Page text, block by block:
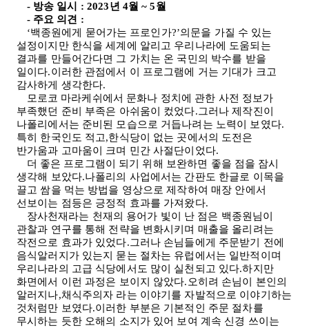
- 방송 일시 : 2023년 4월 ~ 5월
- 주요 의견 :
‘백종원에게 묻어가는 프로인가?’의문을 가질 수 있는
설정이지만 한식을 세계에 알리고 우리나라에 도움되는
결과를 만들어간다면 그 가치는 온 국민의 박수를 받을
일이다.이러한 관점에서 이 프로그램에 거는 기대가 크고
감사하게 생각한다.
모로코 마라케쉬에서 문화나 정치에 관한 사전 정보가
부족했던 준비 부족은 아쉬움이 컸었다.그러나 제작진이
나폴리에서는 준비된 모습으로 거듭나려는 노력이 보였다.
특히 한국인도 적고,한식당이 없는 곳에서의 도전은
반가움과 고마움이 크며 민간 사절단이었다.
더 좋은 프로그램이 되기 위해 보완하면 좋을 점을 잠시
생각해 보았다.나폴리의 사업에서는 간판도 한글로 이목을
끌고 쌈을 먹는 방법을 영상으로 제작하여 매장 안에서
선보이는 점등은 긍정적 효과를 가져왔다.
장사천재라는 천재의 용어가 빛이 난 점은 백종원님이
관찰과 연구를 통해 전략을 변화시키며 매출을 올리려는
작전으로 효과가 있었다.그러나 손님들에게 주문받기 전에
음식알러지가 있는지 묻는 절차는 유럽에서는 일반적이며
우리나라의 고급 식당에서도 많이 실천되고 있다.하지만
화면에서 이런 과정은 보이지 않았다.오히려 손님이 본인의
알러지나,채식주의자 라는 이야기를 자발적으로 이야기하는
것처럼만 보였다.이러한 부분은 기본적인 주문 절차를
무시하는 듯한 오해의 소지가 있어 보여 계속 신경 쓰이는